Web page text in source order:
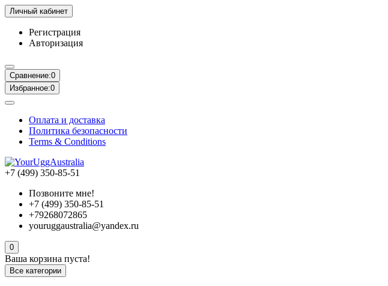
Личный кабинет
Регистрация
Авторизация
Сравнение:0
Избранное:0
Оплата и доставка
Политика безопасности
Terms & Conditions
+7 (499) 350-85-51
Позвоните мне!
+7 (499) 350-85-51
+79268072865
youruggaustralia@yandex.ru
0
Ваша корзина пуста!
Все категории